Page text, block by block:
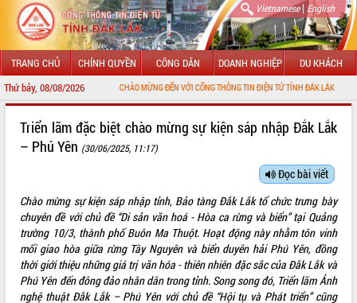
Vietnamese| English
TRANG CHỦ CHÍNH QUYỀN CÔNG DÂN DOANH NGHIỆP DU KHÁCH
Thứ bảy, 08/08/2026CHÀO MỪNG ĐẾN VỚI CỔNG THÔNG TIN ĐIỆN TỬ TỈNH ĐẮK LẮK
LÃNH ĐẠO UBND TỈNH
SỞ, BAN, NGÀNH
UBND CÁC XÃ, PHƯỜNG
THÔNG TIN CHỈ ĐẠO ĐIỀU HÀNH
Triển lãm đặc biệt chào mừng sự kiện sáp nhập Đắk Lắk
– Phú Yên (30/06/2025, 11:17)
Đọc bài viết
Chào mừng sự kiện sáp nhập tỉnh, Bảo tàng Đắk Lắk tổ chức trưng bày
chuyên đề với chủ đề “Di sản văn hoá - Hòa ca rừng và biển” tại Quảng
trường 10/3, thành phố Buôn Ma Thuột. Hoạt động này nhằm tôn vinh
mối giao hòa giữa rừng Tây Nguyên và biển duyên hải Phú Yên, đồng
thời giới thiệu những giá trị văn hóa - thiên nhiên đặc sắc của Đắk Lắk và
Phú Yên đến đông đảo nhân dân trong tỉnh. Song song đó, Triển lãm Ảnh
nghệ thuật Đắk Lắk – Phú Yên với chủ đề “Hội tụ và Phát triển” cũng